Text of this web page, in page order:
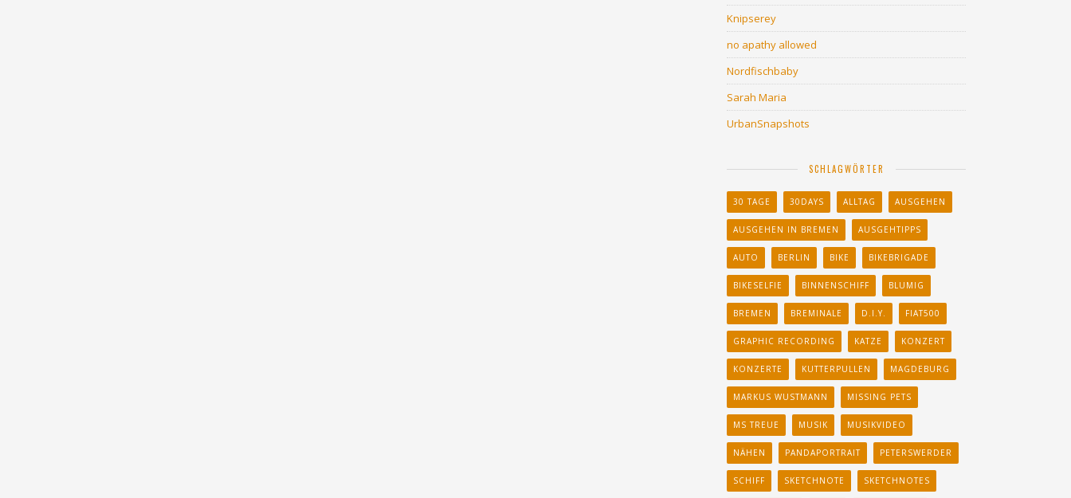
Knipserey
no apathy allowed
Nordfischbaby
Sarah Maria
UrbanSnapshots
SCHLAGWÖRTER
30 TAGE 30DAYS ALLTAG AUSGEHEN
AUSGEHEN IN BREMEN AUSGEHTIPPS
AUTO BERLIN BIKE BIKEBRIGADE
BIKESELFIE BINNENSCHIFF BLUMIG
BREMEN BREMINALE D.I.Y. FIAT500
GRAPHIC RECORDING KATZE KONZERT
KONZERTE KUTTERPULLEN MAGDEBURG
MARKUS WUSTMANN MISSING PETS
MS TREUE MUSIK MUSIKVIDEO
NÄHEN PANDAPORTRAIT PETERSWERDER
SCHIFF SKETCHNOTE SKETCHNOTES